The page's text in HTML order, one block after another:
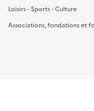
Loisirs - Sports - Culture
Associations, fondations et